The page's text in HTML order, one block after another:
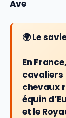
Ave
🌍 Le
En
cavaliers
chevaux
équin
et le